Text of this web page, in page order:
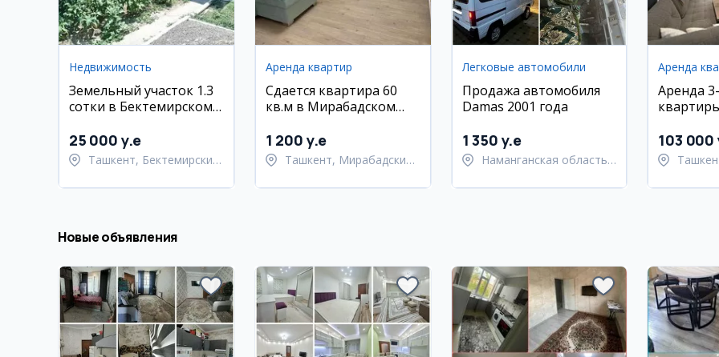
Недвижимость
Земельный участок 1.3
сотки в Бектемирском
25 000 y.e
Ташкент, Бектемирский
Аренда квартир
Сдается квартира 60
кв.м в Мирабадском
Avenue, с мебелью и
техникой
1 200 y.e
Ташкент, Мирабадский
Легковые автомобили
Продажа автомобиля
Damas 2001 года
1 350 y.e
Наманганская область,
Аренда
Аренда
103 000
Новые объявления